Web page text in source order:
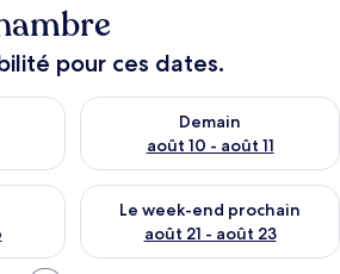
pour ces dates.
ce soir août 9 - août 10
Demain
août 10 - août 11
Vérifier la disponibilité pour
ce week-end août 14 - août 16
Le week-end prochain
août 21 - août 23
Vérifier la disponibilité pour